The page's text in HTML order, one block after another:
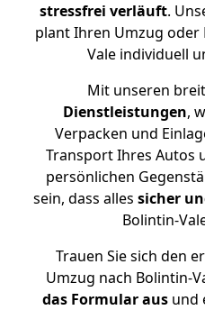
stressfrei verläuft.
plant Ihren Umzug oder
Vale individuell
Mit unseren
Dienstleistungen,
Verpacken und
Transport Ihres Autos
persönlichen
sein, dass alles sicher
Bolintin-
Trauen Sie sich den
Umzug nach Bolintin-
das Formular ausund